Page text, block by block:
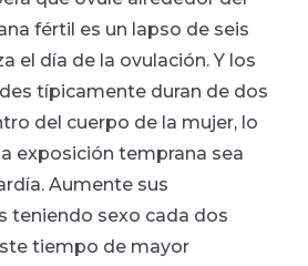
fértil es un lapso de seis
el día de la ovulación. Y los
típicamente duran de dos
del cuerpo de la mujer, lo
exposición temprana sea
Aumente sus
teniendo sexo cada dos
tiempo de mayor